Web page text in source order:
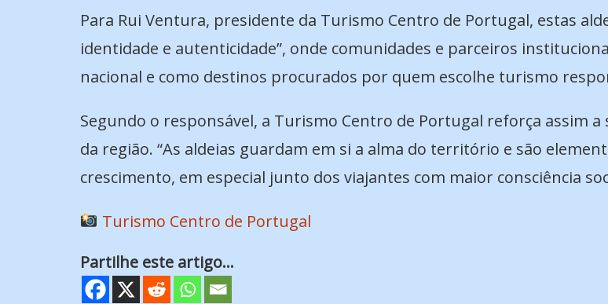
Para Rui Ventura, presidente da Turismo Centro de Portugal, estas
identidade e autenticidade”, onde comunidades e parceiros
nacional e como destinos procurados por quem escolhe turismo
Segundo o responsável, a Turismo Centro de Portugal reforça assim
da região. “As aldeias guardam em si a alma do território e são
crescimento, em especial junto dos viajantes com maior consciência
Turismo Centro de Portugal
Partilhe este artigo...